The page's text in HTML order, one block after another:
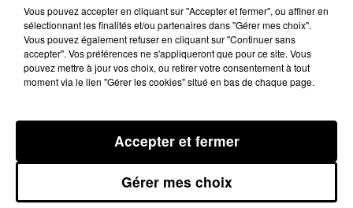
3 février 2025 - 4 min 18 sec
LES INFOS DU GRAND TOULOUSE DU
03/02/2025 À 07H29
Podcasts infos du grand Toulouse
Vous pouvez accepter en cliquant sur "Accepter et fermer", ou affiner en
sélectionnant les finalités et/ou partenaires dans "Gérer mes choix".
Vous pouvez également refuser en cliquant sur "Continuer sans
accepter". Vos préférences ne s'appliqueront que pour ce site. Vous
pouvez mettre à jour vos choix, ou retirer votre consentement à tout
moment via le lien "Gérer les cookies" situé en bas de chaque page.
Gérer mes choix
Accepter et fermer